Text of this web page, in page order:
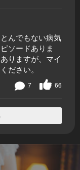
んでもない病気
ソードありま
りますが、マイ
ださい。
66
7